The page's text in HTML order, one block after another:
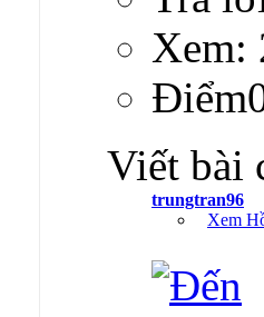
Xem:
Viết bài
trungtran96
Xem